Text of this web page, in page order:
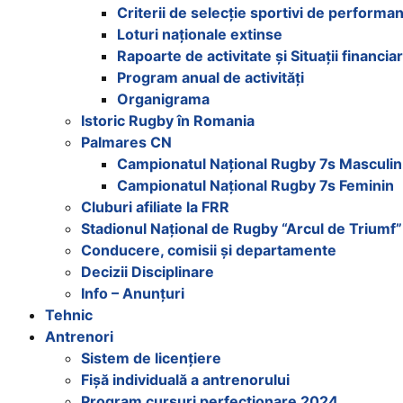
Criterii de selecție sportivi de
Loturi naționale extinse
Rapoarte de activitate și Situații
Program anual de activități
Organigrama
Istoric Rugby în Romania
Palmares CN
Campionatul Național Rugby 7s Masculin
Campionatul Național Rugby 7s Feminin
Cluburi afiliate la FRR
Stadionul Național de Rugby “Arcul de Triumf”
Conducere, comisii și departamente
Decizii Disciplinare
Info – Anunțuri
Tehnic
Antrenori
Sistem de licențiere
Fișă individuală a antrenorului